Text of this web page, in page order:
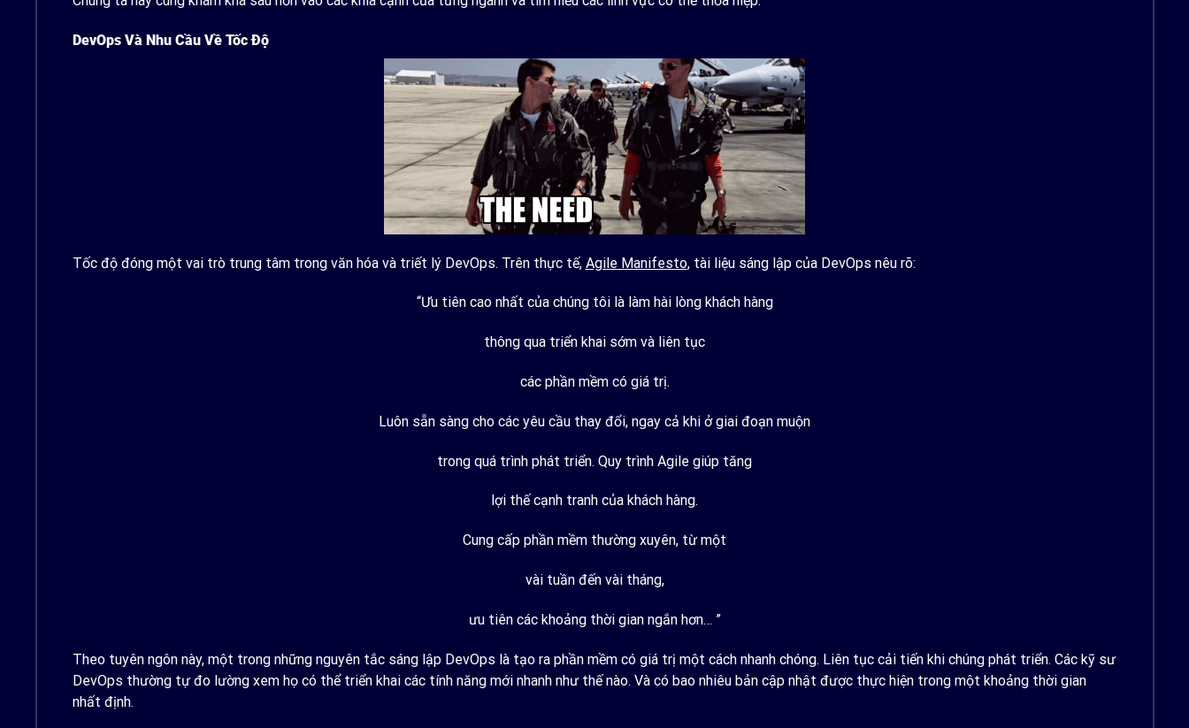
DevOps Và Nhu Cầu Về Tốc Độ
Tốc độ đóng một vai trò trung tâm trong văn hóa và triết lý DevOps. Trên thực tế, Agile Manifesto, tài liệu sáng lập của DevOps nêu rõ:
“Ưu tiên cao nhất của chúng tôi là làm hài lòng khách hàng
thông qua triển khai sớm và liên tục
các phần mềm có giá trị.
Luôn sẵn sàng cho các yêu cầu thay đổi, ngay cả khi ở giai đoạn muộn
trong quá trình phát triển. Quy trình Agile giúp tăng
lợi thế cạnh tranh của khách hàng.
Cung cấp phần mềm thường xuyên, từ một
vài tuần đến vài tháng,
ưu tiên các khoảng thời gian ngắn hơn… ”
Theo tuyên ngôn này, một trong những nguyên tắc sáng lập DevOps là tạo ra phần mềm có giá trị một cách nhanh chóng. Liên tục cải tiến khi chúng phát triển. Các kỹ sư
DevOps thường tự đo lường xem họ có thể triển khai các tính năng mới nhanh như thế nào. Và có bao nhiêu bản cập nhật được thực hiện trong một khoảng thời gian
nhất định.